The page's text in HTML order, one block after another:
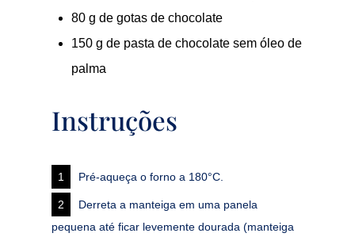
80 g de gotas de chocolate
150 g de pasta de chocolate sem óleo de
palma
Instruções
Pré-aqueça o forno a 180°C.
Derreta a manteiga em uma panela
pequena até ficar levemente dourada (manteiga